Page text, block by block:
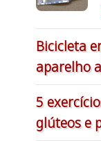
Bicicleta
aparelho
5
glúteos e